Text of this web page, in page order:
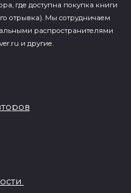
где доступна покупка книги
отрывка). Мы сотрудничаем
распространителями
и другие.